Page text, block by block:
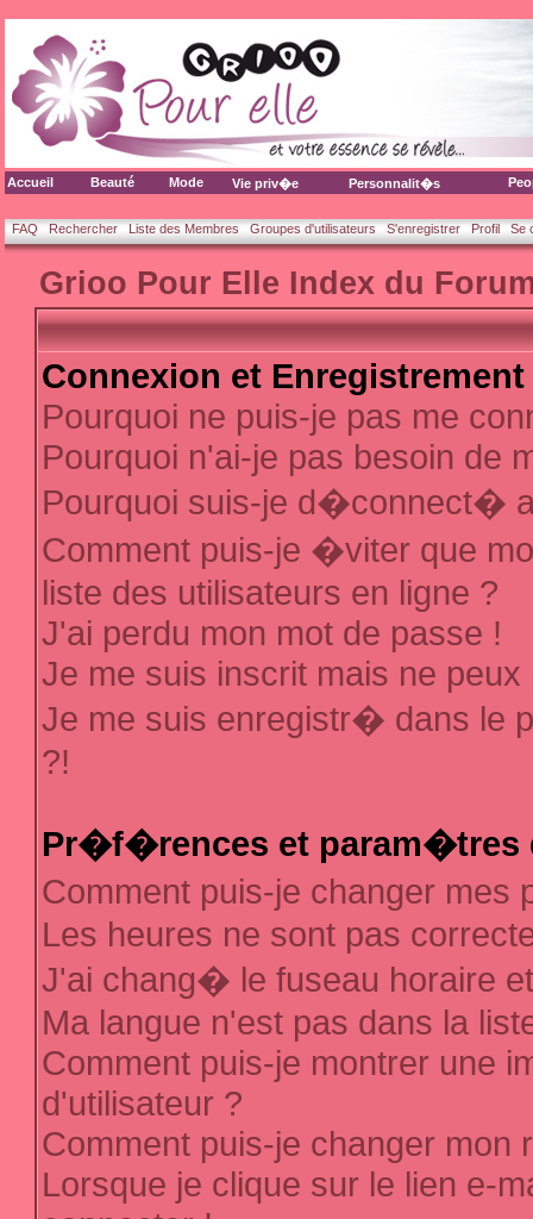
Accueil Beauté Mode Vie priv�e Personnalit�s
FAQ Rechercher Liste des Membres Groupes d'utilisateurs S'enregistrer Profil Se
Grioo Pour Elle Index du
Connexion et Enregistrement
Pourquoi ne puis-je pas me
Pourquoi n'ai-je pas besoin de
Pourquoi suis-je d�connect�
Comment puis-je �viter que
liste des utilisateurs en ligne ?
J'ai perdu mon mot de passe !
Je me suis inscrit mais ne
Je me suis enregistr� dans le
?!
Pr�f�rences et param�tres
Comment puis-je changer
Les heures ne sont pas
J'ai chang� le fuseau horaire
Ma langue n'est pas dans la
Comment puis-je montrer une
d'utilisateur ?
Comment puis-je changer mon
Lorsque je clique sur le lien e-